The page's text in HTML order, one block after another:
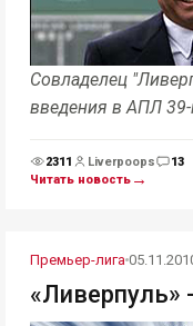
Совладелец
введения в АПЛ 39-
Просмотры
2311 Liverpoops
13
Читать новость →
Премьер-лига
«Ливерпуль»